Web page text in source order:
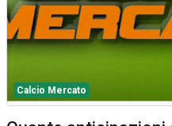
Calcio Mercato